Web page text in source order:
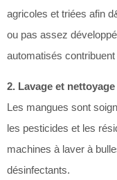
agricoles et triées afin
ou pas assez
automatisés
2. Lavage et nettoyage
Les mangues sont
les pesticides et les
machines à laver à
désinfectants.